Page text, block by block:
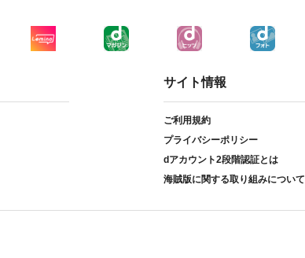
サイト情報
ご利用規約
プライバシーポリシー
dアカウント2段階認証とは
海賊版に関する取り組みについて